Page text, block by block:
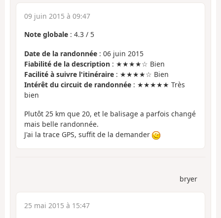
09 juin 2015 à 09:47
Note globale : 4.3 / 5
Date de la randonnée : 06 juin 2015
Fiabilité de la description : ★★★★☆ Bien
Facilité à suivre l'itinéraire : ★★★★☆ Bien
Intérêt du circuit de randonnée : ★★★★★ Très
bien
Plutôt 25 km que 20, et le balisage a parfois changé
mais belle randonnée.
J'ai la trace GPS, suffit de la demander
bryer
25 mai 2015 à 15:47